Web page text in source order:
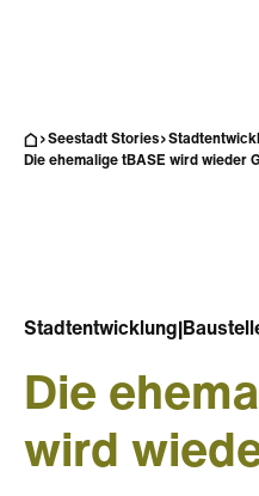
Seestadt Stories
Die ehemalige tBASE wird wieder
Stadtentwicklung
Die
wird